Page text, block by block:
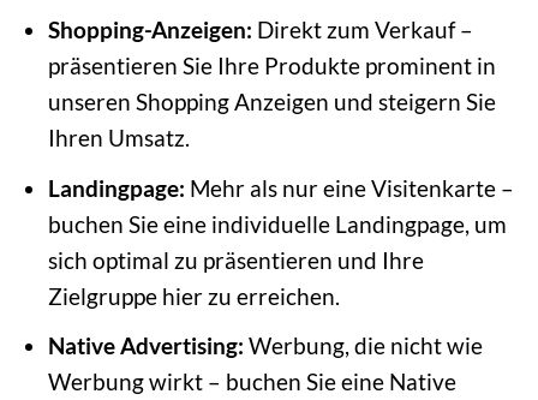
Shopping-Anzeigen: Direkt zum Verkauf –
präsentieren Sie Ihre Produkte prominent in
unseren Shopping Anzeigen und steigern Sie
Ihren Umsatz.
Landingpage: Mehr als nur eine Visitenkarte –
buchen Sie eine individuelle Landingpage, um
sich optimal zu präsentieren und Ihre
Zielgruppe hier zu erreichen.
Native Advertising: Werbung, die nicht wie
Werbung wirkt – buchen Sie eine Native